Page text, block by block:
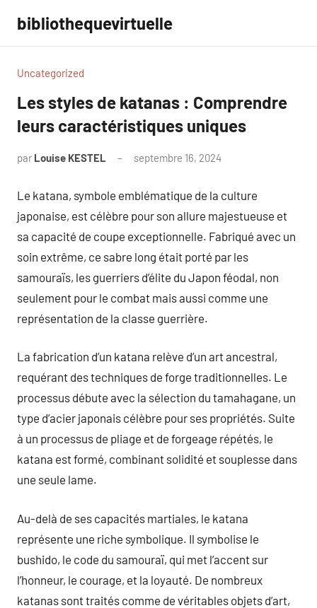
contenu
bibliothequevirtuelle
Uncategorized
Les styles de katanas : Comprendre
leurs caractéristiques uniques
par Louise KESTEL septembre 16, 2024
Le katana, symbole emblématique de la culture
japonaise, est célèbre pour son allure majestueuse et
sa capacité de coupe exceptionnelle. Fabriqué avec un
soin extrême, ce sabre long était porté par les
samouraïs, les guerriers d’élite du Japon féodal, non
seulement pour le combat mais aussi comme une
représentation de la classe guerrière.
La fabrication d’un katana relève d’un art ancestral,
requérant des techniques de forge traditionnelles. Le
processus débute avec la sélection du tamahagane, un
type d’acier japonais célèbre pour ses propriétés. Suite
à un processus de pliage et de forgeage répétés, le
katana est formé, combinant solidité et souplesse dans
une seule lame.
Au-delà de ses capacités martiales, le katana
représente une riche symbolique. Il symbolise le
bushido, le code du samouraï, qui met l’accent sur
l’honneur, le courage, et la loyauté. De nombreux
katanas sont traités comme de véritables objets d’art,